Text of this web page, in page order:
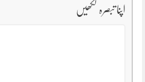
اپنا تبصرہ لکھیں